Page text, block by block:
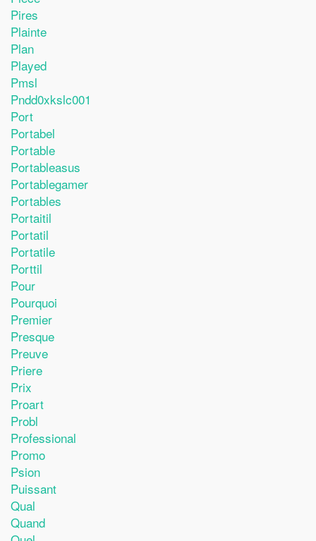
Pires
Plainte
Plan
Played
Pmsl
Pndd0xkslc001
Port
Portabel
Portable
Portableasus
Portablegamer
Portables
Portaitil
Portatil
Portatile
Porttil
Pour
Pourquoi
Premier
Presque
Preuve
Priere
Prix
Proart
Probl
Professional
Promo
Psion
Puissant
Qual
Quand